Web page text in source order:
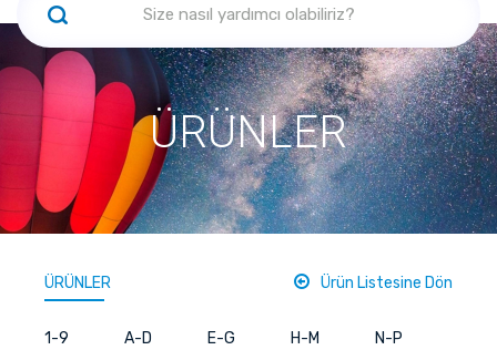
ÜRÜNLER
ÜRÜNLER Ürün Listesine Dön
1-9 A-D E-G H-M N-P